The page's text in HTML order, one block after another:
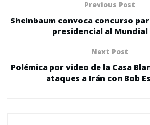
Previous Post
Sheinbaum convoca concurso
presidencial al Mundial
Next Post
Polémica por video de la Casa
ataques a Irán con Bob